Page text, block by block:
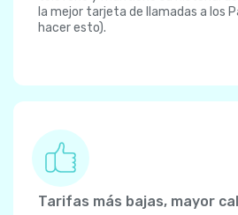
la mejor tarjeta de llamadas a los
hacer esto).
Tarifas más bajas, mayor